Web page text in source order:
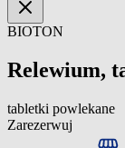
BIOTON
Relewium,
tabletki powlekane
Zarezerwuj